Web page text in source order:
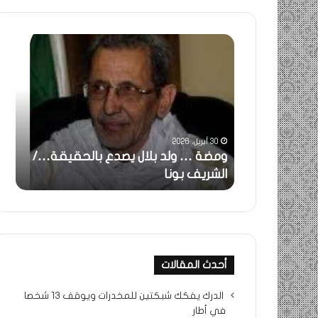
بونا
ومضة
يصدع
بونا 30 أبريل، 2026
ومضة … ولد بلال يصدع بالحقيقة…/
الشريف بونا
أحدث المقالات
الدرك يفكك شبكتين للمخدرات ويوقف 13 شخصا
في أطار